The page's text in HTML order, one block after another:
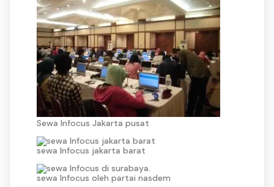
Sewa Infocus Jakarta pusat
sewa Infocus jakarta barat
sewa Infocus oleh partai nasdem